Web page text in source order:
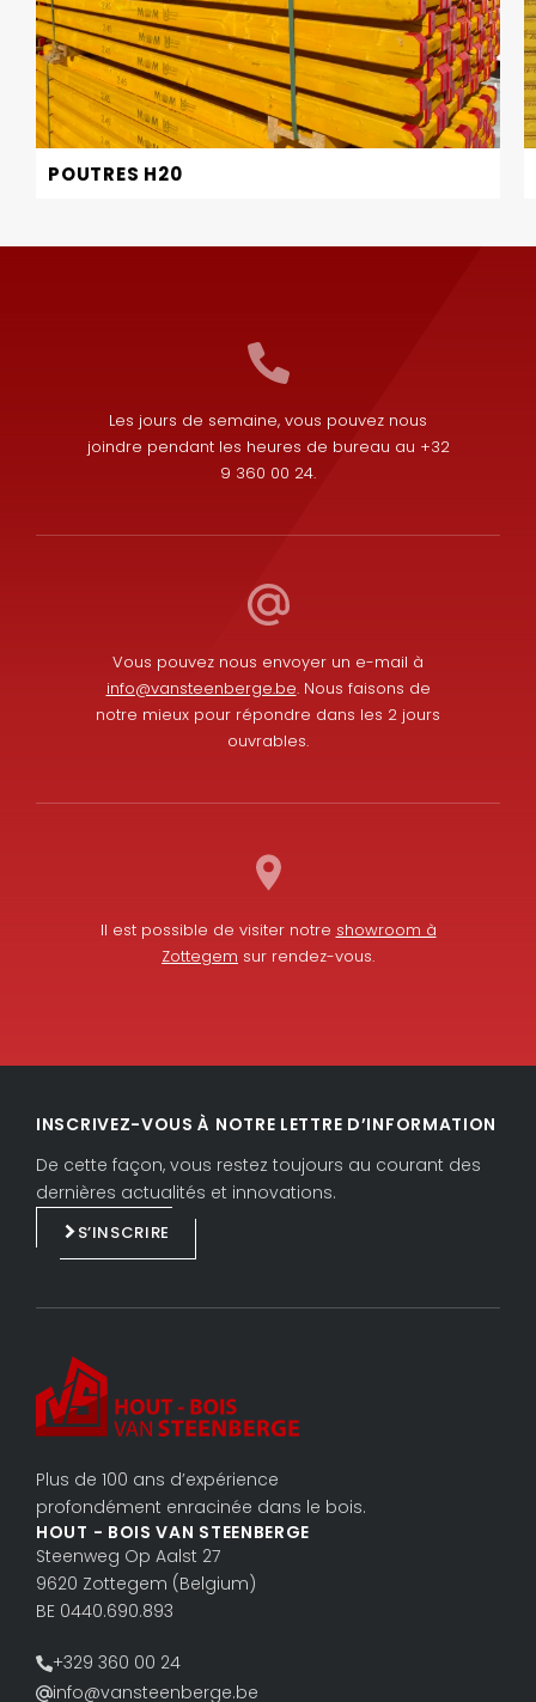
POUTRES H20
Les jours de semaine, vous pouvez nous
joindre pendant les heures de bureau au +32
9 360 00 24.
Vous pouvez nous envoyer un e-mail à
info@vansteenberge.be. Nous faisons de
notre mieux pour répondre dans les 2 jours
ouvrables.
Il est possible de visiter notre showroom à
Zottegem sur rendez-vous.
INSCRIVEZ-VOUS À NOTRE LETTRE D’INFORMATION
De cette façon, vous restez toujours au courant des
dernières actualités et innovations.
S’INSCRIRE
Plus de 100 ans d’expérience
profondément enracinée dans le bois.
HOUT - BOIS VAN STEENBERGE
Steenweg Op Aalst 27
9620 Zottegem (Belgium)
BE 0440.690.893
+329 360 00 24
info@vansteenberge.be
n
k
c
e